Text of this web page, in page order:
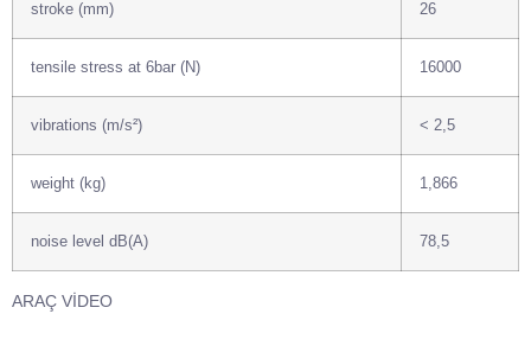
stroke (mm) 26
tensile stress at 6bar (N) 16000
vibrations (m/s²) < 2,5
weight (kg) 1,866
noise level dB(A) 78,5
ARAÇ VİDEO